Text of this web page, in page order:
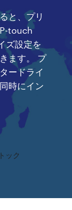
と、プリ
touch
ズ設定を
ます。 プ
ードライ
時にイン
ック